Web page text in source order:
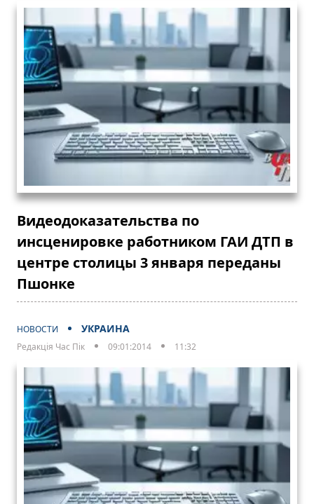
Видеодоказательства по
инсценировке работником ГАИ ДТП в
центре столицы 3 января переданы
Пшонке
НОВОСТИ УКРАИНА
Редакція Час Пік 09:01:2014 11:32